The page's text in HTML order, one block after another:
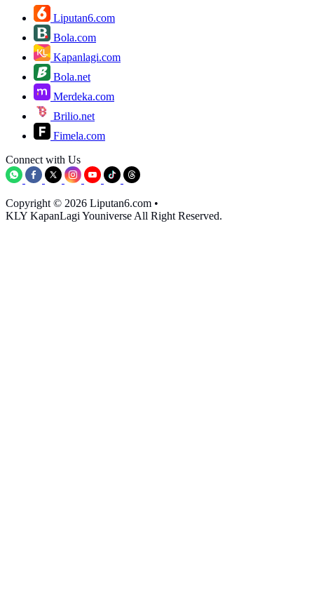
Liputan6.com
Bola.com
Kapanlagi.com
Bola.net
Merdeka.com
Brilio.net
Fimela.com
Connect with Us
Copyright © 2026 Liputan6.com •
KLY KapanLagi Youniverse All Right Reserved.